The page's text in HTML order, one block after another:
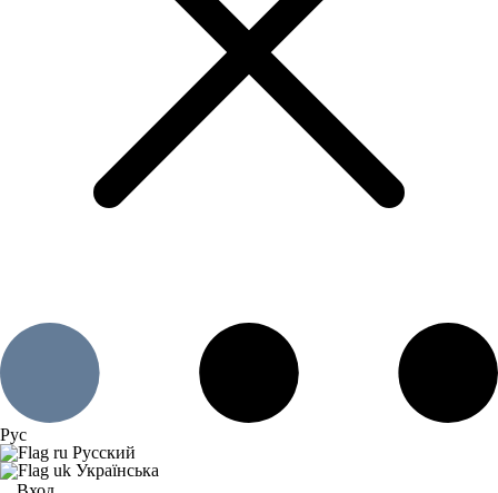
Рус
Русский
Українська